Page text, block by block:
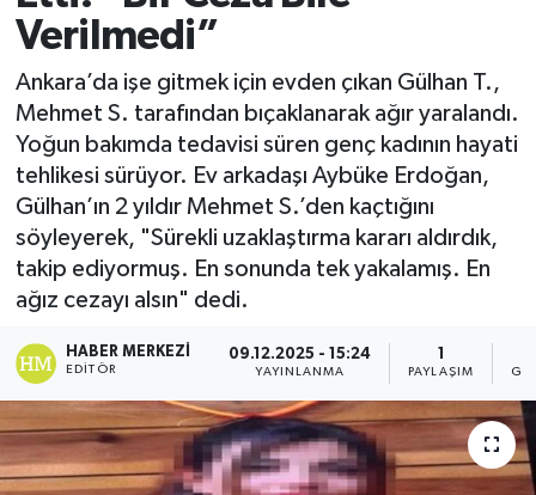
Verilmedi”
Ankara’da işe gitmek için evden çıkan Gülhan T.,
Mehmet S. tarafından bıçaklanarak ağır yaralandı.
Yoğun bakımda tedavisi süren genç kadının hayati
tehlikesi sürüyor. Ev arkadaşı Aybüke Erdoğan,
Gülhan’ın 2 yıldır Mehmet S.’den kaçtığını
söyleyerek, "Sürekli uzaklaştırma kararı aldırdık,
takip ediyormuş. En sonunda tek yakalamış. En
ağız cezayı alsın" dedi.
HABER MERKEZI
EDITÖR
09.12.2025 - 15:24
YAYINLANMA PAYLAŞIM